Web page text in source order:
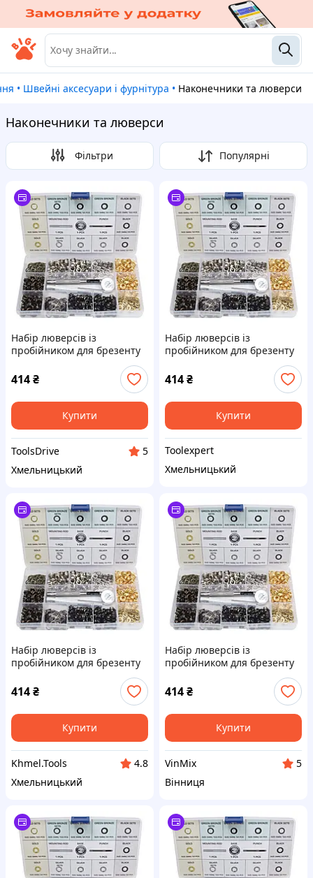
• Швейні аксесуари і фурнітура • Наконечники та люверси
Наконечники та люверси
Фільтри Популярні
Набір люверсів із
пробійником для брезенту
5 мм 403 од. ASTA A-TC546
414₴
Купити
ToolsDrive
5
Хмельницький
Набір люверсів із
пробійником для брезенту
5 мм 403 од. ASTA A-TC546
414₴
Купити
Toolexpert
Хмельницький
Набір люверсів із
пробійником для брезенту
5 мм 403 од. ASTA A-TC546
414₴
Купити
Khmel.Tools
4.8
Хмельницький
Набір люверсів із
пробійником для брезенту
5 мм 403 од. ASTA A-TC546
414₴
Купити
VinMix
5
Вінниця